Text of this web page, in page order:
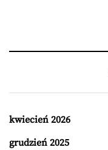
kwiecień 2026
grudzień 2025